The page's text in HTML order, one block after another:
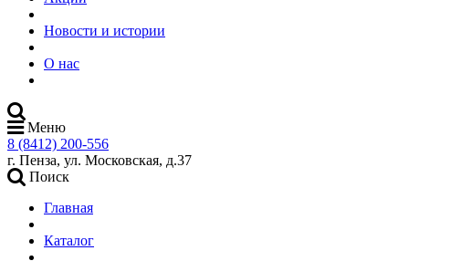
Новости и истории
О нас
Меню
8 (8412) 200-556
г. Пенза, ул. Московская, д.37
Поиск
Главная
Каталог